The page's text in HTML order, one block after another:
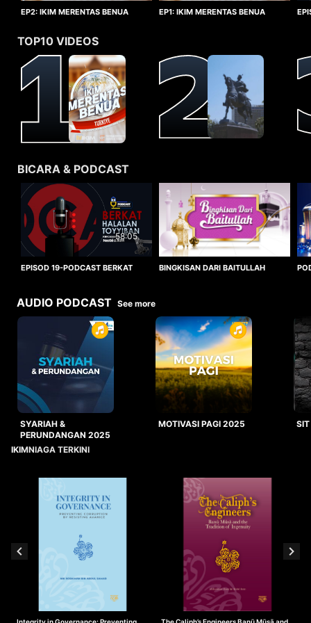
EP2: IKIM MERENTAS BENUA
EP1: IKIM MERENTAS BENUA
TOP10 VIDEOS
BICARA & PODCAST
58:05
EPISOD 19-PODCAST BERKAT
BINGKISAN DARI BAITULLAH
AUDIO PODCAST See more
SYARIAH &
PERUNDANGAN 2025
MOTIVASI PAGI 2025
IKIMNIAGA TERKINI